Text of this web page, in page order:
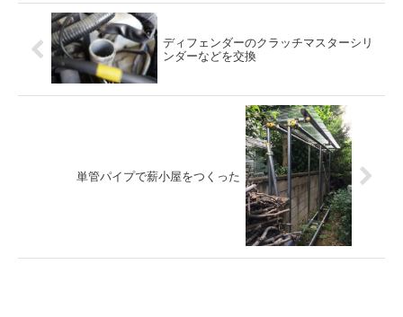
ディフェンダーのクラッチマスターシリ
ンダーなどを交換
単管パイプで薪小屋をつくった